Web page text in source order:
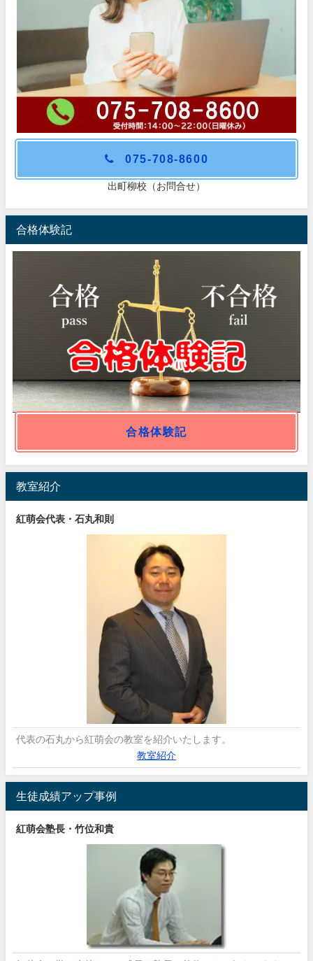
075-708-8600
出町柳校（お問合せ）
合格体験記
合格体験記
教室紹介
紅萌会代表・石丸和則
代表の石丸から紅萌会の教室を紹介いたします。
教室紹介
生徒成績アップ事例
紅萌会塾長・竹位和貴